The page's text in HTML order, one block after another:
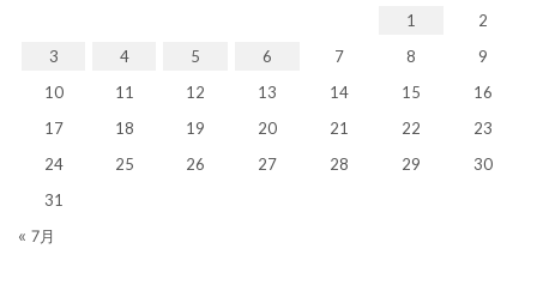
1
2
3
4 5 6 7 8
9
10
11 12 13 14 15
16
17
18 19 20 21 22
23
24
25 26 27 28 29
30
31
« 7月